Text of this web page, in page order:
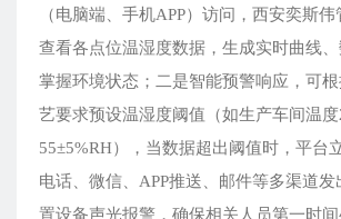
（电脑端、手机APP）访问，西安奕斯
查看各点位温湿度数据，生成实时曲线
掌握环境状态；二是智能预警响应，可
艺要求预设温湿度阈值（如生产车间温
55±5%RH），当数据超出阈值时，平台
电话、微信、APP推送、邮件等多渠道
置设备声光报警，确保相关人员第一时